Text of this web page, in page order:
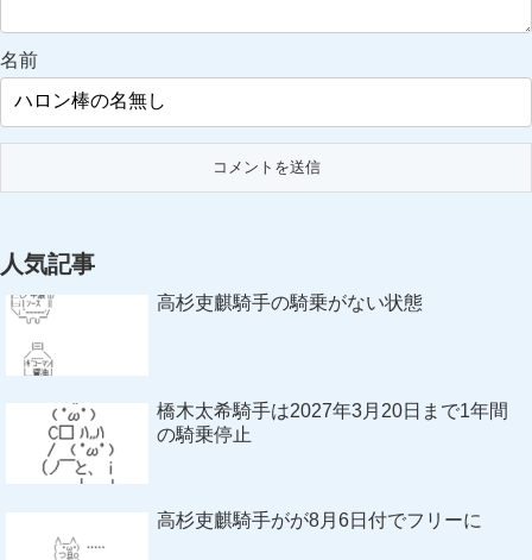
名前
人気記事
高杉吏麒騎手の騎乗がない状態
橋木太希騎手は2027年3月20日まで1年間
の騎乗停止
高杉吏麒騎手がが8月6日付でフリーに